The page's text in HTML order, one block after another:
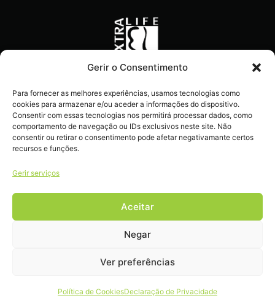
Gerir o Consentimento
Para fornecer as melhores experiências, usamos tecnologias como
cookies para armazenar e/ou aceder a informações do dispositivo.
Consentir com essas tecnologias nos permitirá processar dados, como
comportamento de navegação ou IDs exclusivos neste site. Não
consentir ou retirar o consentimento pode afetar negativamante certos
recursos e funções.
Gerir serviços
Aceitar
Negar
Ver preferências
Política de CookiesDeclaração de Privacidade
novidades e dicas
imperdíveis diretamente no
teu e-mail.
Livro de reclamações
DEVELOPED BYDULCI.AI